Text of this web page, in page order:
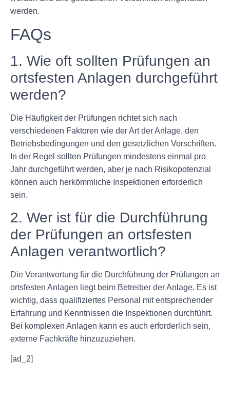
werden.
FAQs
1. Wie oft sollten Prüfungen an
ortsfesten Anlagen durchgeführt
werden?
Die Häufigkeit der Prüfungen richtet sich nach
verschiedenen Faktoren wie der Art der Anlage, den
Betriebsbedingungen und den gesetzlichen Vorschriften.
In der Regel sollten Prüfungen mindestens einmal pro
Jahr durchgeführt werden, aber je nach Risikopotenzial
können auch herkömmliche Inspektionen erforderlich
sein.
2. Wer ist für die Durchführung
der Prüfungen an ortsfesten
Anlagen verantwortlich?
Die Verantwortung für die Durchführung der Prüfungen an
ortsfesten Anlagen liegt beim Betreiber der Anlage. Es ist
wichtig, dass qualifiziertes Personal mit entsprechender
Erfahrung und Kenntnissen die Inspektionen durchführt.
Bei komplexen Anlagen kann es auch erforderlich sein,
externe Fachkräfte hinzuzuziehen.
[ad_2]